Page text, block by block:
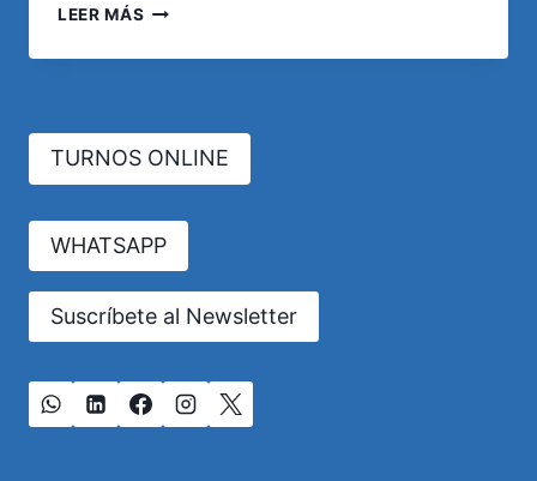
LEER MÁS
DE
PREJUICIOS
MÉDICOS,
ENFERMEDADES
TURNOS ONLINE
WHATSAPP
Suscríbete al Newsletter